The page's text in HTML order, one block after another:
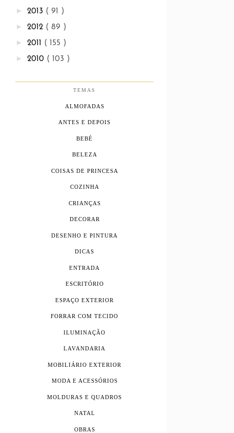
► 2013 ( 91 )
► 2012 ( 89 )
► 2011 ( 155 )
► 2010 ( 103 )
TEMAS
ALMOFADAS
ANTES E DEPOIS
BEBÉ
BELEZA
COISAS DE PRINCESA
COZINHA
CRIANÇAS
DECORAR
DESENHO E PINTURA
DICAS
ENTRADA
ESCRITÓRIO
ESPAÇO EXTERIOR
FORRAR COM TECIDO
ILUMINAÇÃO
LAVANDARIA
MOBILIÁRIO EXTERIOR
MODA E ACESSÓRIOS
MOLDURAS E QUADROS
NATAL
OBRAS